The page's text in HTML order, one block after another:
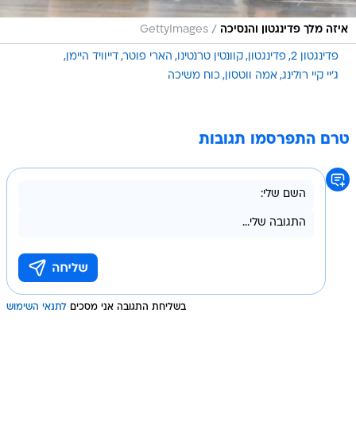
איזה מלך פדינגטון והנסיכה /
GettyImages
פדינגטון 2 פדינגטון קוונטין טרנטינו הארי פוטר דייוויד היימן
ג'יי קיי רולינג אמה ווטסון כוח משיכה
טרם התפרסמו תגובות
בשליחת התגובה אני מסכים לתנאי השימוש